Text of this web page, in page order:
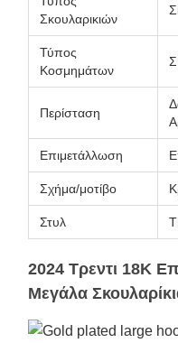
Σκουλαρικιών
Τύπος
Κοσμημάτων
Περίσταση
Επιμετάλλωση
Σχήμα/μοτίβο
Στυλ
2024 Τρεντι 18K
Μεγάλα